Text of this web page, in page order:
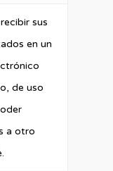
sus
en un
de uso
a otro